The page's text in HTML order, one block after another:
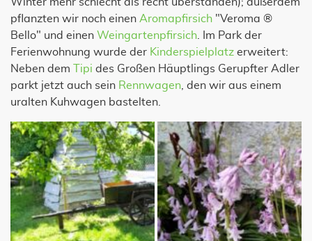
pflanzten wir noch einen Aromapfirsich "Veroma ®
Bello" und einen Weingartenpfirsich . Im Park der
Ferienwohnung wurde der Kinderspielplatz erweitert:
Neben dem
Tipi des Großen Häuptlings Gerupfter Adler
parkt jetzt auch sein Rennwagen , den wir aus einem
uralten Kuhwagen bastelten.